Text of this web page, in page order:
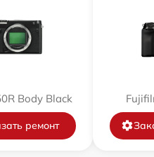
Body Black
ремонт